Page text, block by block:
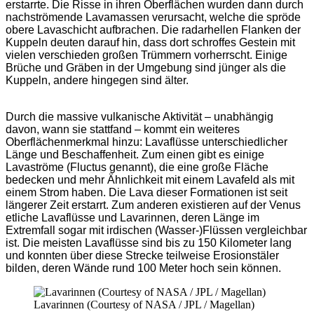
erstarrte. Die Risse in ihren Oberflächen wurden dann durch
nachströmende Lavamassen verursacht, welche die spröde
obere Lavaschicht aufbrachen. Die radarhellen Flanken der
Kuppeln deuten darauf hin, dass dort schroffes Gestein mit
vielen verschieden großen Trümmern vorherrscht. Einige
Brüche und Gräben in der Umgebung sind jünger als die
Kuppeln, andere hingegen sind älter.
Durch die massive vulkanische Aktivität – unabhängig
davon, wann sie stattfand – kommt ein weiteres
Oberflächenmerkmal hinzu: Lavaflüsse unterschiedlicher
Länge und Beschaffenheit. Zum einen gibt es einige
Lavaströme (Fluctus genannt), die eine große Fläche
bedecken und mehr Ähnlichkeit mit einem Lavafeld als mit
einem Strom haben. Die Lava dieser Formationen ist seit
längerer Zeit erstarrt. Zum anderen existieren auf der Venus
etliche Lavaflüsse und Lavarinnen, deren Länge im
Extremfall sogar mit irdischen (Wasser-)Flüssen vergleichbar
ist. Die meisten Lavaflüsse sind bis zu 150 Kilometer lang
und konnten über diese Strecke teilweise Erosionstäler
bilden, deren Wände rund 100 Meter hoch sein können.
Lavarinnen (Courtesy of NASA / JPL / Magellan)